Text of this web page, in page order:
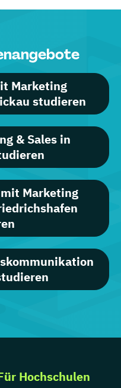
Marketing
studieren
& Sales in
Marketing
Hochschulen